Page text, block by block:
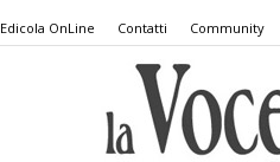
Edicola OnLine Contatti Community